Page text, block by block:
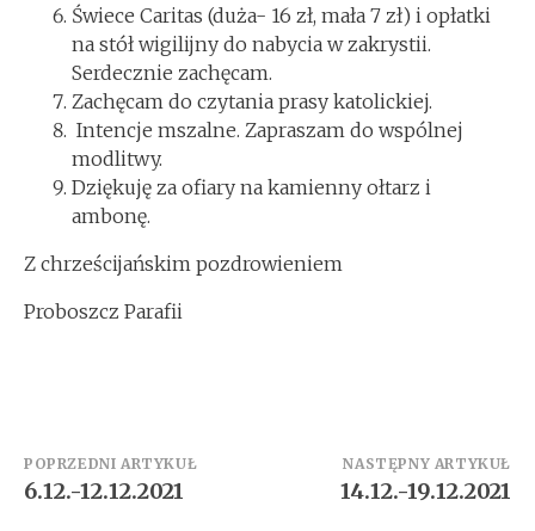
Świece Caritas (duża- 16 zł, mała 7 zł) i opłatki
na stół wigilijny do nabycia w zakrystii.
Serdecznie zachęcam.
Zachęcam do czytania prasy katolickiej.
Intencje mszalne. Zapraszam do wspólnej
modlitwy.
Dziękuję za ofiary na kamienny ołtarz i
ambonę.
Z chrześcijańskim pozdrowieniem
Proboszcz Parafii
Zobacz
wpisy
POPRZEDNI ARTYKUŁ
6.12.-12.12.2021
NASTĘPNY ARTYKUŁ
14.12.-19.12.2021